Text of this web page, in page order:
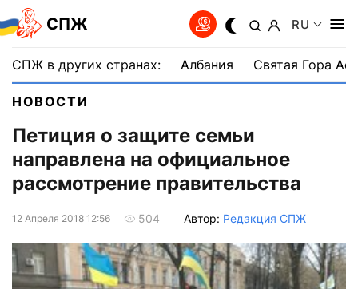
СПЖ RU
СПЖ в других странах: Албания Святая Гора
НОВОСТИ
Петиция о защите семьи
направлена на официальное
рассмотрение правительства
12 Апреля 2018 12:56 504 Автор: Редакция СПЖ